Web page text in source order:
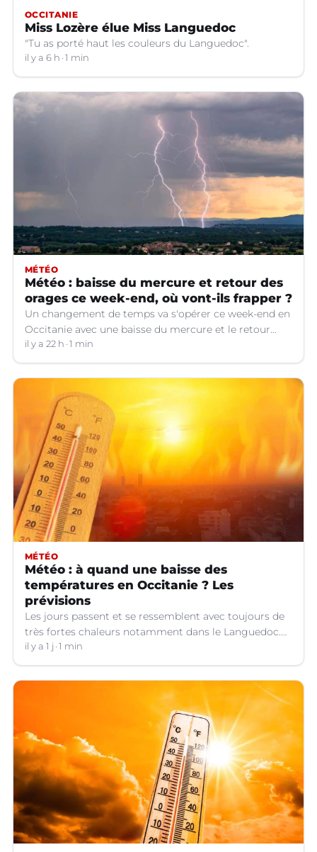
OCCITANIE
Miss Lozère élue Miss Languedoc
"Tu as porté haut les couleurs du Languedoc".
il y a 6 h 1 min
MÉTÉO
Météo : baisse du mercure et retour des
orages ce week-end, où vont-ils frapper ?
Un changement de temps va s'opérer ce week-end en
Occitanie avec une baisse du mercure et le retour
d'orages dans certains départements.
il y a 22 h 1 min
MÉTÉO
Météo : à quand une baisse des
températures en Occitanie ? Les
prévisions
Les jours passent et se ressemblent avec toujours de
très fortes chaleurs notamment dans le Languedoc.
Jusqu’à quand ?
il y a 1 j 1 min